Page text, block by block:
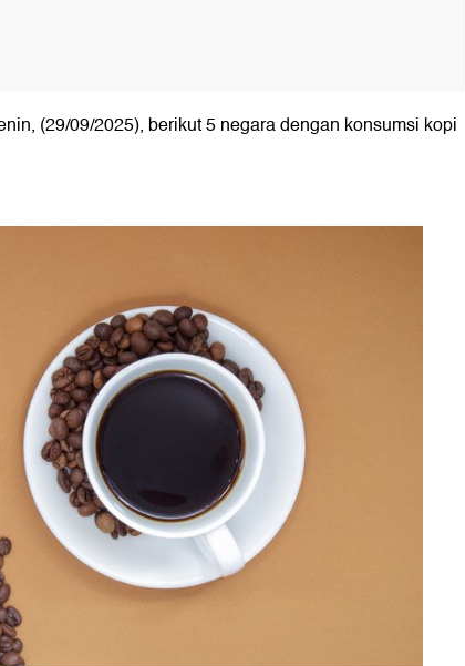
(29/09/2025), berikut 5 negara dengan konsumsi kopi